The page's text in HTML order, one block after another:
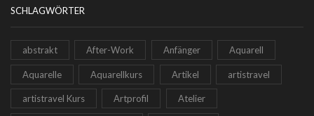
SCHLAGWÖRTER
abstrakt After-Work Anfänger Aquarell
Aquarelle Aquarellkurs Artikel artistravel
artistravel Kurs Artprofil Atelier